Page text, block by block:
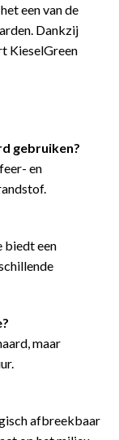
een van de
Dankzij
KieselGreen
gebruiken?
en
biedt een
maar
afbreekbaar